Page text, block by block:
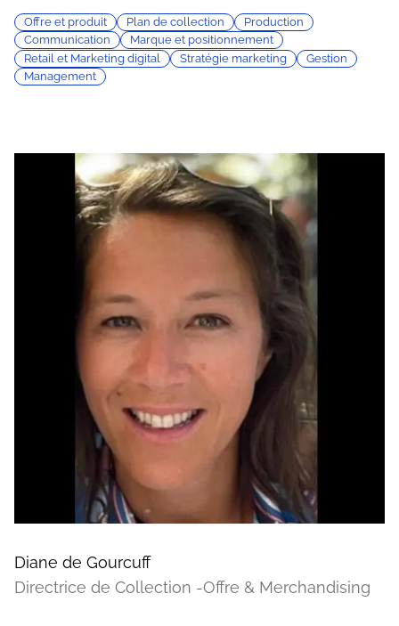
Offre et produit Plan de collection
Production
Communication
Marque et positionnement
Retail et Marketing digital
Stratégie marketing
Gestion
Management
Diane de Gourcuff
Directrice de Collection -Offre & Merchandising